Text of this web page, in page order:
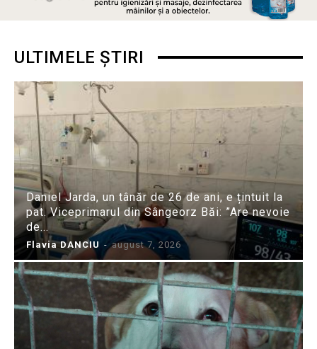
ULTIMELE ȘTIRI
Daniel Jarda, un tânăr de 26 de ani, e țintuit la
pat. Viceprimarul din Sângeorz Băi: ”Are nevoie
de...
Flavia DANCIU - august 7, 2026